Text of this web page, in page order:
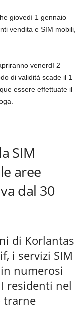
giovedì 1 gennaio
vendita e SIM mobili,
venerdì 2
di validità scade il 1
essere effettuate il
SIM
aree
dal 30
di Korlantas
i servizi SIM
numerosi
I residenti nel
trarne